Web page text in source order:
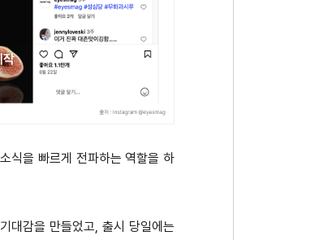
식을 빠르게 전파하는 역할을 하
대감을 만들었고, 출시 당일에는